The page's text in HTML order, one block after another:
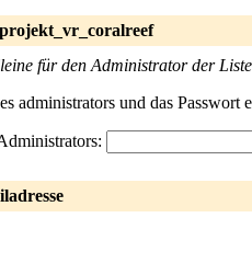
für den Administrator der
administrators und das